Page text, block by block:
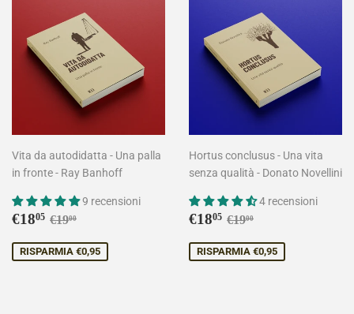
Vita da autodidatta - Una palla
in fronte - Ray Banhoff
9 recensioni
Prezzo
€1805 €18,05
Prezzo di listino
€1900
RISPARMIA €0,95
Hortus conclusus - Una vita
senza qualità - Donato Novellini
4 recensioni
Prezzo
€1805 €18,05
Prezzo di listino
€1900
RISPARMIA €0,95